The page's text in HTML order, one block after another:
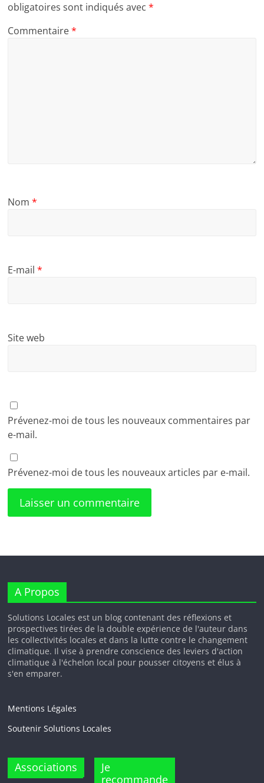
obligatoires sont indiqués avec*
Commentaire*
Nom*
E-mail*
Site web
Prévenez-moi de tous les nouveaux commentaires par
e-mail.
Prévenez-moi de tous les nouveaux articles par e-mail.
A Propos
Solutions Locales est un blog contenant des réflexions et
prospectives tirées de la double expérience de l'auteur dans
les collectivités locales et dans la lutte contre le changement
climatique. Il vise à prendre conscience des leviers d'action
climatique à l'échelon local pour pousser citoyens et élus à
s'en emparer.
Mentions Légales
Soutenir Solutions Locales
Associations
Je
recommande